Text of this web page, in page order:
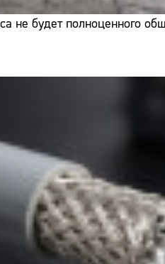
не будет полноценного